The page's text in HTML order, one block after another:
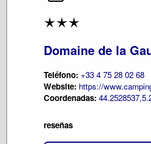
Domaine de la
Teléfono: +33 4 75 28 02 68
Website: https://
Coordenadas:
reseñas